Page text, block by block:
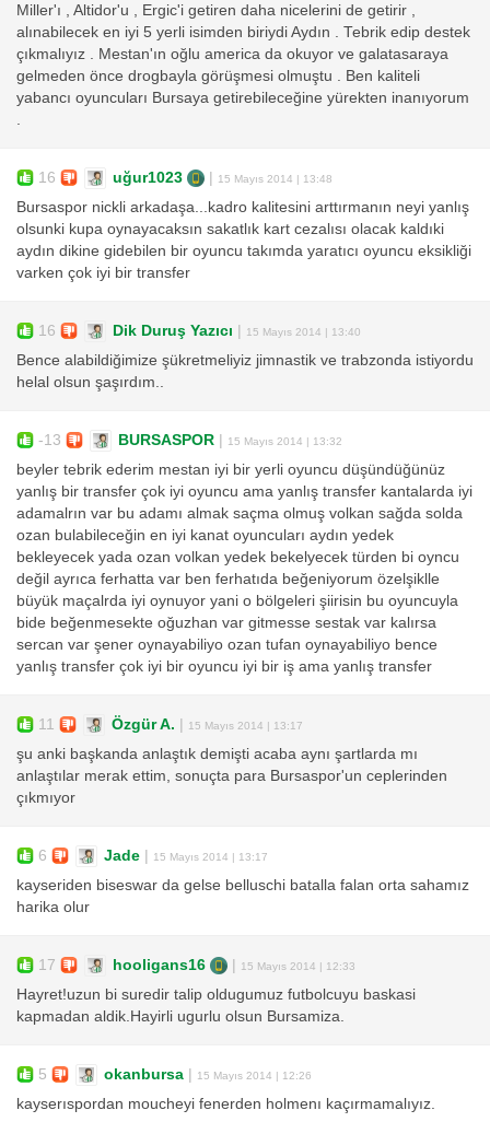
Miller'ı , Altidor'u , Ergic'i getiren daha nicelerini de getirir ,
alınabilecek en iyi 5 yerli isimden biriydi Aydın . Tebrik edip destek
çıkmalıyız . Mestan'ın oğlu america da okuyor ve galatasaraya
gelmeden önce drogbayla görüşmesi olmuştu . Ben kaliteli
yabancı oyuncuları Bursaya getirebileceğine yürekten inanıyorum
16 uğur1023 | 15 Mayıs 2014 | 13:48
Bursaspor nickli arkadaşa...kadro kalitesini arttırmanın neyi yanlış
olsunki kupa oynayacaksın sakatlık kart cezalısı olacak kaldıki
aydın dikine gidebilen bir oyuncu takımda yaratıcı oyuncu eksikliği
varken çok iyi bir transfer
16 Dik Duruş Yazıcı | 15 Mayıs 2014 | 13:40
Bence alabildiğimize şükretmeliyiz jimnastik ve trabzonda istiyordu
helal olsun şaşırdım..
-13 BURSASPOR | 15 Mayıs 2014 | 13:32
beyler tebrik ederim mestan iyi bir yerli oyuncu düşündüğünüz
yanlış bir transfer çok iyi oyuncu ama yanlış transfer kantalarda iyi
adamalrın var bu adamı almak saçma olmuş volkan sağda solda
ozan bulabileceğin en iyi kanat oyuncuları aydın yedek
bekleyecek yada ozan volkan yedek bekelyecek türden bi oyncu
değil ayrıca ferhatta var ben ferhatıda beğeniyorum özelşiklle
büyük maçalrda iyi oynuyor yani o bölgeleri şiirisin bu oyuncuyla
bide beğenmesekte oğuzhan var gitmesse sestak var kalırsa
sercan var şener oynayabiliyo ozan tufan oynayabiliyo bence
yanlış transfer çok iyi bir oyuncu iyi bir iş ama yanlış transfer
11 Özgür A. | 15 Mayıs 2014 | 13:17
şu anki başkanda anlaştık demişti acaba aynı şartlarda mı
anlaştılar merak ettim, sonuçta para Bursaspor'un ceplerinden
çıkmıyor
6 Jade | 15 Mayıs 2014 | 13:17
kayseriden biseswar da gelse belluschi batalla falan orta sahamız
harika olur
17 hooligans16 | 15 Mayıs 2014 | 12:33
Hayret!uzun bi suredir talip oldugumuz futbolcuyu baskasi
kapmadan aldik.Hayirli ugurlu olsun Bursamiza.
5 okanbursa | 15 Mayıs 2014 | 12:26
kayserıspordan moucheyi fenerden holmenı kaçırmamalıyız.